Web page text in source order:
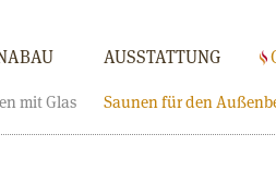
AUSSTATTUNG
mit Glas Saunen für den